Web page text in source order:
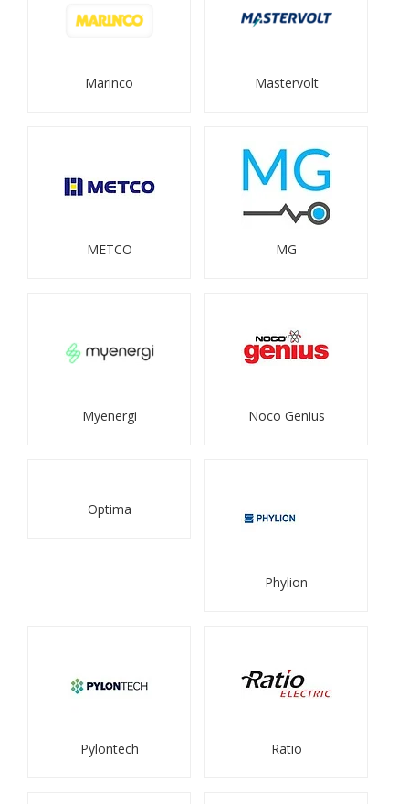
Marinco Mastervolt
METCO MG
Myenergi Noco Genius
Optima
Phylion
Pylontech Ratio